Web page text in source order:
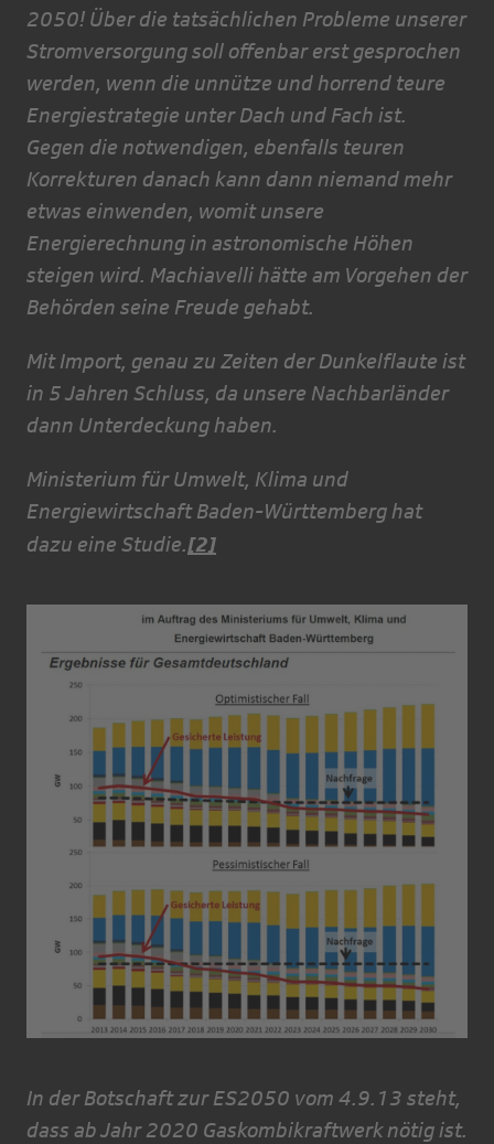
2050! Über die tatsächlichen Probleme unserer
Stromversorgung soll offenbar erst gesprochen
werden, wenn die unnütze und horrend teure
Energiestrategie unter Dach und Fach ist.
Gegen die notwendigen, ebenfalls teuren
Korrekturen danach kann dann niemand mehr
etwas einwenden, womit unsere
Energierechnung in astronomische Höhen
steigen wird. Machiavelli hätte am Vorgehen der
Behörden seine Freude gehabt.
Mit Import, genau zu Zeiten der Dunkelflaute ist
in 5 Jahren Schluss, da unsere Nachbarländer
dann Unterdeckung haben.
Ministerium für Umwelt, Klima und
Energiewirtschaft Baden-Württemberg hat
dazu eine Studie.[2]
In der Botschaft zur ES2050 vom 4.9.13 steht,
dass ab Jahr 2020 Gaskombikraftwerk nötig ist.